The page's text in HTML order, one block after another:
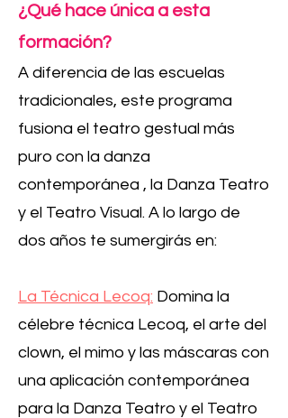
¿Qué hace única a esta
formación?
A diferencia de las escuelas
tradicionales, este programa
fusiona el teatro gestual más
puro con la danza
contemporánea , la Danza Teatro
y el Teatro Visual. A lo largo de
dos años te sumergirás en:
La Técnica Lecoq: Domina la
célebre técnica Lecoq, el arte del
clown, el mimo y las máscaras con
una aplicación contemporánea
para la Danza Teatro y el Teatro